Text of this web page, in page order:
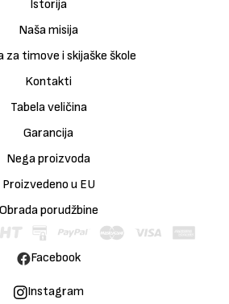
Istorija
Naša misija
za timove i skijaške škole
Kontakti
Tabela veličina
Garancija
Nega proizvoda
Proizvedeno u EU
Obrada porudžbine
Facebook
Instagram